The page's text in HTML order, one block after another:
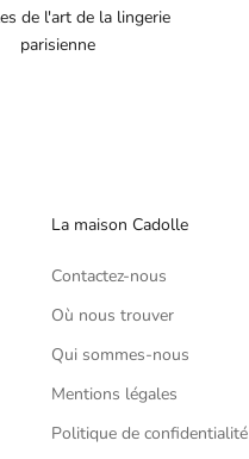
de l'art de la lingerie
parisienne
La maison Cadolle
Contactez-nous
Où nous trouver
Qui sommes-nous
Mentions légales
Politique de confidentialité